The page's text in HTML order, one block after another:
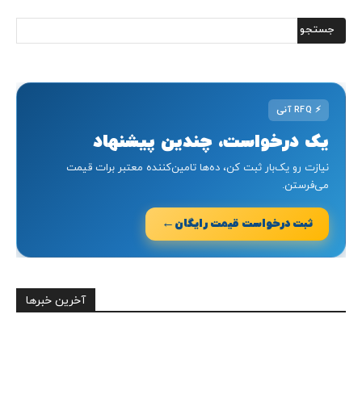
⚡
یک درخواست، چندین پیشنهاد
نیازت رو یک‌بار ثبت کن، ده‌ها تامین‌کننده معتبر برات قیمت
می‌فرستن.
ثبت درخواست قیمت رایگان ←
آخرین خبرها